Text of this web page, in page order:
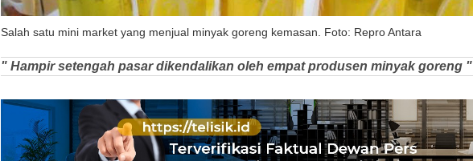
Salah satu mini market yang menjual minyak goreng kemasan. Foto: Repro Antara
" Hampir setengah pasar dikendalikan oleh empat produsen minyak goreng "